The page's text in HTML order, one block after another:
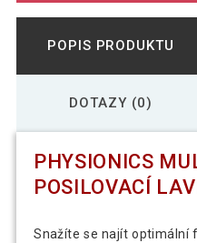
POPIS PRODUKTU
DOTAZY (0)
PHYSIONICS
POSILOVACÍ
Snažíte se najít optimální